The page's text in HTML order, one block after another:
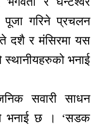
पूजा गरिने प्रचलन
दशै र मंसिरमा यस
स्थानीयहरुको भनाई
सवारी साधन
भनाई छ । ‘सडक